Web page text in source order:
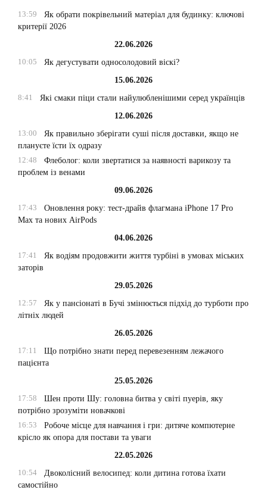
13:59
Як обрати покрівельний матеріал для будинку: ключові
критерії 2026
22.06.2026
10:05
Як дегустувати односолодовий віскі?
15.06.2026
8:41
Які смаки піци стали найулюбленішими серед українців
12.06.2026
13:00
Як правильно зберігати суші після доставки, якщо не
плануєте їсти їх одразу
12:48
Флеболог: коли звертатися за наявності варикозу та
проблем із венами
09.06.2026
17:43
Оновлення року: тест-драйв флагмана iPhone 17 Pro
Max та нових AirPods
04.06.2026
17:41
Як водіям продовжити життя турбіні в умовах міських
заторів
29.05.2026
12:57
Як у пансіонаті в Бучі змінюється підхід до турботи про
літніх людей
26.05.2026
17:11
Що потрібно знати перед перевезенням лежачого
пацієнта
25.05.2026
17:58
Шен проти Шу: головна битва у світі пуерів, яку
потрібно зрозуміти новачкові
16:53
Робоче місце для навчання і гри: дитяче компютерне
крісло як опора для постави та уваги
22.05.2026
10:54
Двоколісний велосипед: коли дитина готова їхати
самостійно